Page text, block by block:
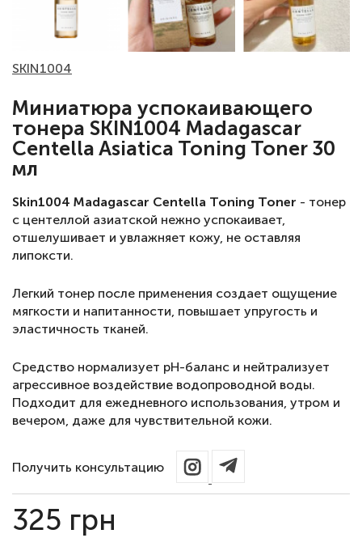
SKIN1004
Миниатюра успокаивающего
тонера SKIN1004 Madagascar
Centella Asiatica Toning Toner 30
мл
Skin1004 Madagascar Centella Toning Toner - тонер
с центеллой азиатской нежно успокаивает,
отшелушивает и увлажняет кожу, не оставляя
липоксти.
Легкий тонер после применения создает ощущение
мягкости и напитанности, повышает упругость и
эластичность тканей.
Средство нормализует pH-баланс и нейтрализует
агрессивное воздействие водопроводной воды.
Подходит для ежедневного использования, утром и
вечером, даже для чувствительной кожи.
Получить консультацию
325 грн